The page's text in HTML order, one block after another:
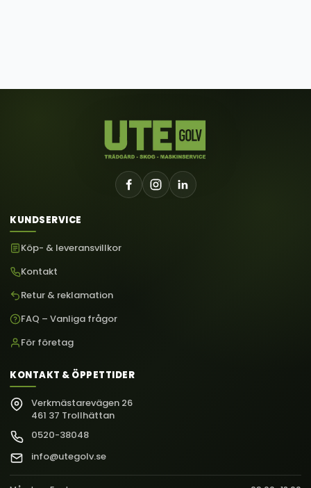
KUNDSERVICE
Köp- & leveransvillkor
Kontakt
Retur & reklamation
FAQ – Vanliga frågor
För företag
KONTAKT & ÖPPETTIDER
Verkmästarevägen 26
461 37 Trollhättan
0520-38048
info@utegolv.se